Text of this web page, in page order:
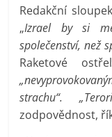
Redakční
„Izrael by si
společenství, než
Raketové
strachu“.
zodpovědnost,